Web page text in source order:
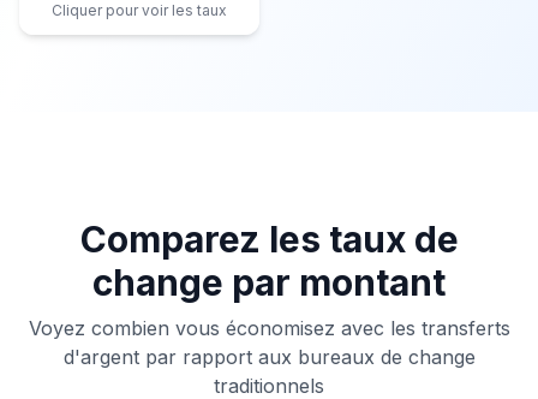
Cliquer pour voir les taux
Comparez les taux de
change par montant
Voyez combien vous économisez avec les transferts
d'argent par rapport aux bureaux de change
traditionnels